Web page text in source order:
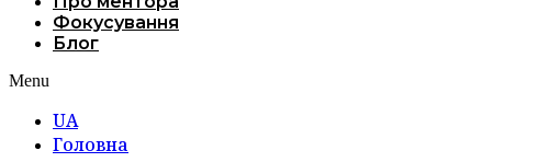
Фокусування
Блог
Menu
UA
Головна